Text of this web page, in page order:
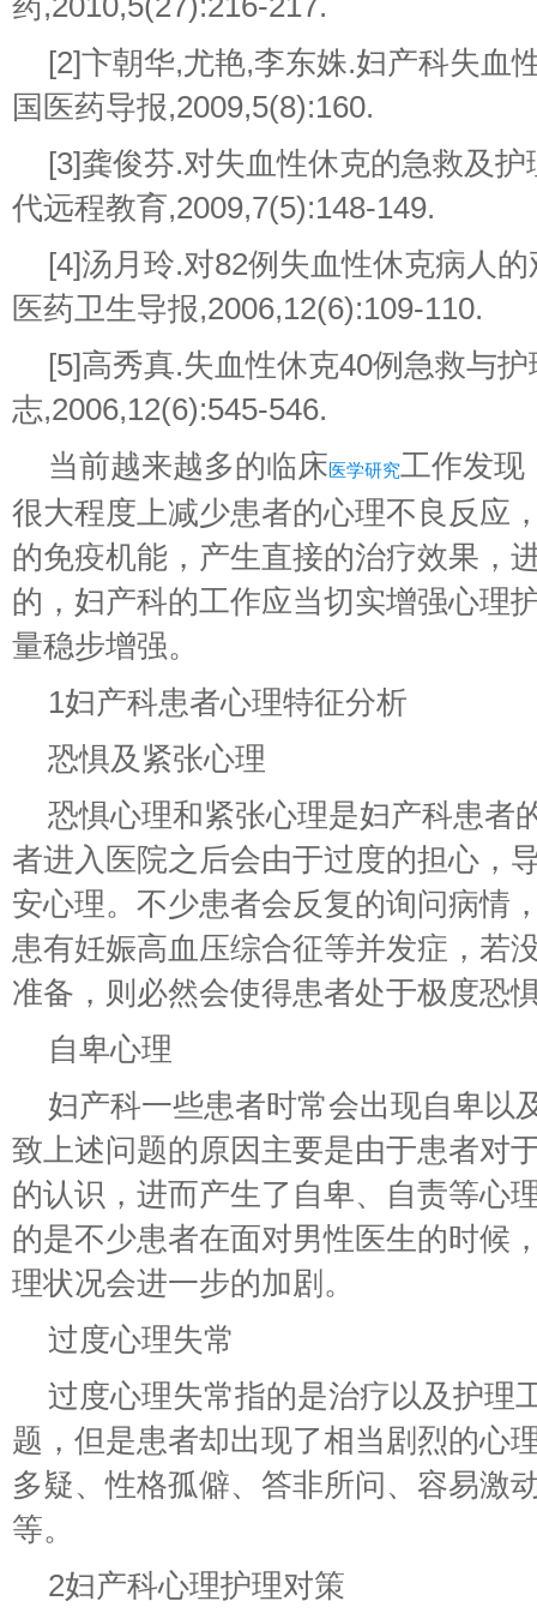
[2]卞朝华,尤艳,李东姝.妇产科失血
国医药导报,2009,5(8):160.
[3]龚俊芬.对失血性休克的急救及
代远程教育,2009,7(5):148-149.
[4]汤月玲.对82例失血性休克病人
医药卫生导报,2006,12(6):109-110.
[5]高秀真.失血性休克40例急救与
志,2006,12(6):545-546.
当前越来越多的临床医学研究工作发现
很大程度上减少患者的心理不良反应
的免疫机能，产生直接的治疗效果，
的，妇产科的工作应当切实增强心理
量稳步增强。
1妇产科患者心理特征分析
恐惧及紧张心理
恐惧心理和紧张心理是妇产科患者
者进入医院之后会由于过度的担心，
安心理。不少患者会反复的询问病情
患有妊娠高血压综合征等并发症，若
准备，则必然会使得患者处于极度恐
自卑心理
妇产科一些患者时常会出现自卑以
致上述问题的原因主要是由于患者对
的认识，进而产生了自卑、自责等心
的是不少患者在面对男性医生的时候
理状况会进一步的加剧。
过度心理失常
过度心理失常指的是治疗以及护理
题，但是患者却出现了相当剧烈的心
多疑、性格孤僻、答非所问、容易激
等。
2妇产科心理护理对策